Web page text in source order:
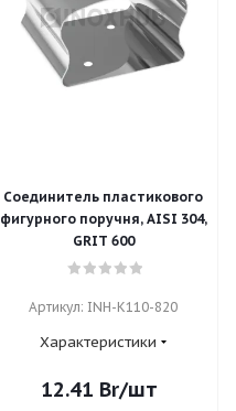
Соединитель пластикового
фигурного поручня, AISI 304,
GRIT 600
Артикул: INH-K110-820
Характеристики
12.41 Br/шт